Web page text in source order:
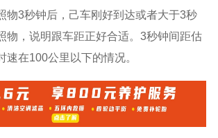
物3秒钟后，己车刚好到达或者大于3秒
物，说明跟车距正好合适。3秒钟间距估
速在100公里以下的情况。